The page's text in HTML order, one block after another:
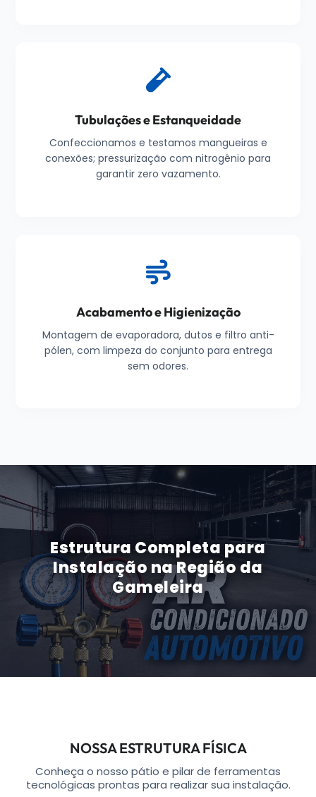
Tubulações e Estanqueidade
Confeccionamos e testamos mangueiras e
conexões; pressurização com nitrogênio para
garantir zero vazamento.
Acabamento e Higienização
Montagem de evaporadora, dutos e filtro anti-
pólen, com limpeza do conjunto para entrega
sem odores.
Estrutura Completa para
Instalação na Região da
Gameleira
NOSSA ESTRUTURA FÍSICA
Conheça o nosso pátio e pilar de ferramentas
tecnológicas prontas para realizar sua instalação.